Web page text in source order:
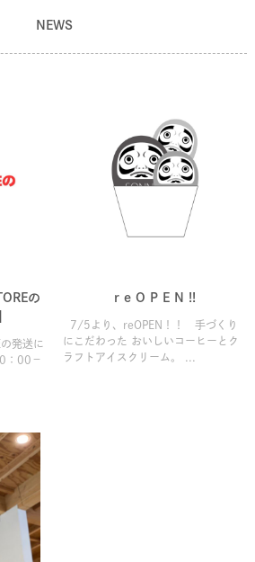
NEWS
の
発送に
：00－
r e O P E N !!
7/5より、reOPEN！！ 手づくり
にこだわった おいしいコーヒーとク
ラフトアイスクリーム。 ...